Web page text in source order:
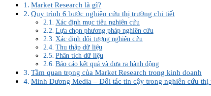
Market Research là gì?
Quy trình 6 bước nghiên cứu thị trường chi tiết
Xác định mục tiêu nghiên cứu
Lựa chọn phương pháp nghiên cứu
Xác định đối tượng nghiên cứu
Thu thập dữ liệu
Phân tích dữ liệu
Báo cáo kết quả và đưa ra hành động
Tầm quan trọng của Market Research trong kinh doanh
Minh Dương Media – Đối tác tin cậy trong nghiên cứu thị